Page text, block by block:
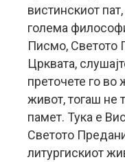
вистинскиот
голема
Писмо, Светото
Црквата,
преточете го во
живот, тогаш не
памет. Тука е
Светото
литургискиот